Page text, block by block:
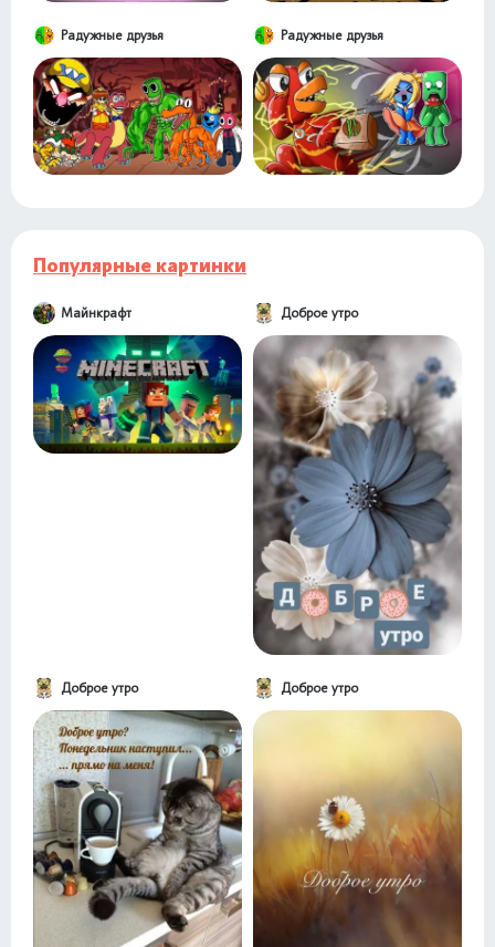
Радужные друзья Радужные друзья
Популярные картинки
Майнкрафт Доброе утро
Доброе утро Доброе утро